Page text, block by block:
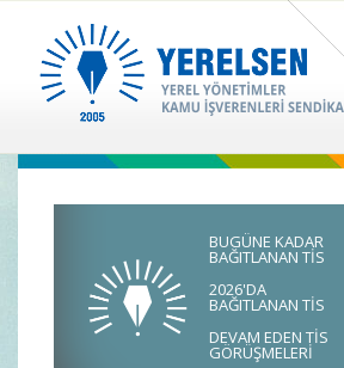
BUGÜNE KADAR
BAĞITLANAN TİS
2026'DA
BAĞITLANAN TİS
DEVAM EDEN TİS
GÖRÜŞMELERİ